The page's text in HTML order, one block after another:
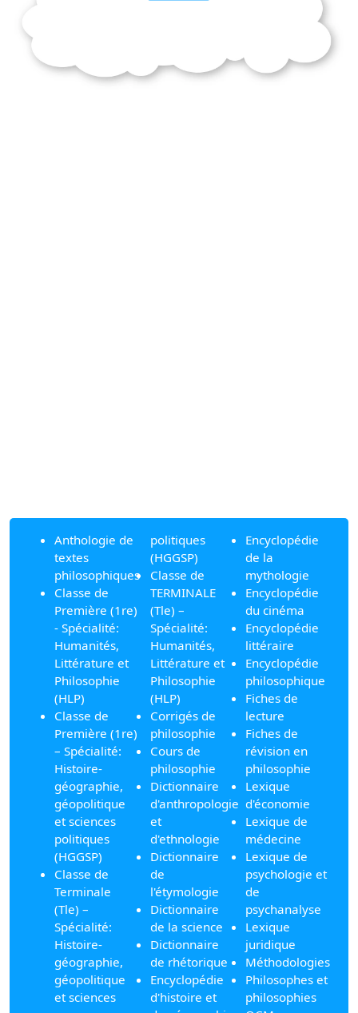
Anthologie de
textes
philosophiques
Classe de
Première (1re)
- Spécialité:
Humanités,
Littérature et
Philosophie
(HLP)
Classe de
Première (1re)
– Spécialité:
Histoire-
géographie,
géopolitique
et sciences
politiques
(HGGSP)
Classe de
Terminale
(Tle) –
Spécialité:
Histoire-
géographie,
géopolitique
et sciences
politiques
(HGGSP)
Classe de
TERMINALE
(Tle) –
Spécialité:
Humanités,
Littérature et
Philosophie
(HLP)
Corrigés de
philosophie
Cours de
philosophie
Dictionnaire
d'anthropologie
et
d'ethnologie
Dictionnaire
de
l'étymologie
Dictionnaire
de la science
Dictionnaire
de rhétorique
Encyclopédie
d'histoire et
Encyclopédie
de la
mythologie
Encyclopédie
du cinéma
Encyclopédie
littéraire
Encyclopédie
philosophique
Fiches de
lecture
Fiches de
révision en
philosophie
Lexique
d'économie
Lexique de
médecine
Lexique de
psychologie et
de
psychanalyse
Lexique
juridique
Méthodologies
Philosophes et
philosophies